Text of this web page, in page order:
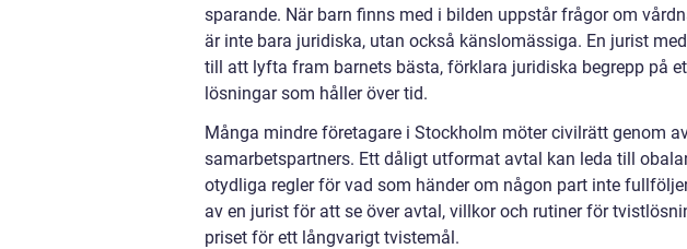
sparande. När barn finns med i bilden uppstår frågor om
är inte bara juridiska, utan också känslomässiga. En jurist
till att lyfta fram barnets bästa, förklara juridiska begrepp på
lösningar som håller över tid.
Många mindre företagare i Stockholm möter civilrätt genom
samarbetspartners. Ett dåligt utformat avtal kan leda till
otydliga regler för vad som händer om någon part inte
av en jurist för att se över avtal, villkor och rutiner för
priset för ett långvarigt tvistemål.